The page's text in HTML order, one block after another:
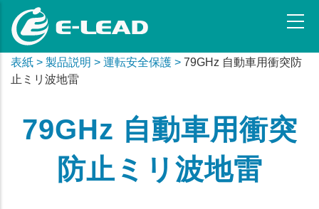
表紙 > 製品説明 > 運転安全保護 > 79GHz 自動車用衝突防
止ミリ波地雷
79GHz 自動車用衝突
防止ミリ波地雷